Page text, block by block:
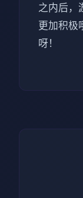
之内后，
更加积极
呀！